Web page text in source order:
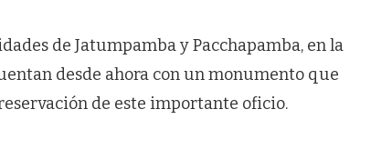
de Jatumpamba y Pacchapamba, en la
desde ahora con un monumento que
de este importante oficio.